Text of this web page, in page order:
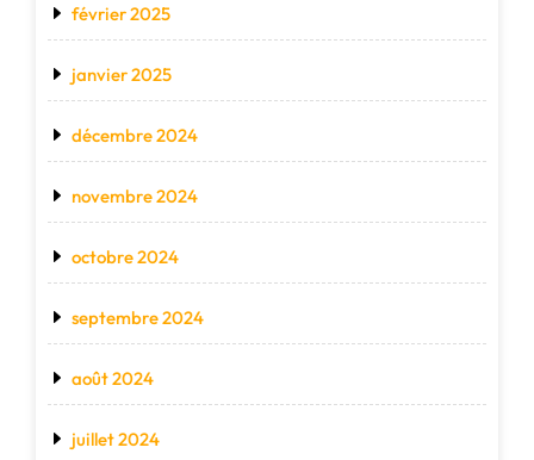
février 2025
janvier 2025
décembre 2024
novembre 2024
octobre 2024
septembre 2024
août 2024
juillet 2024